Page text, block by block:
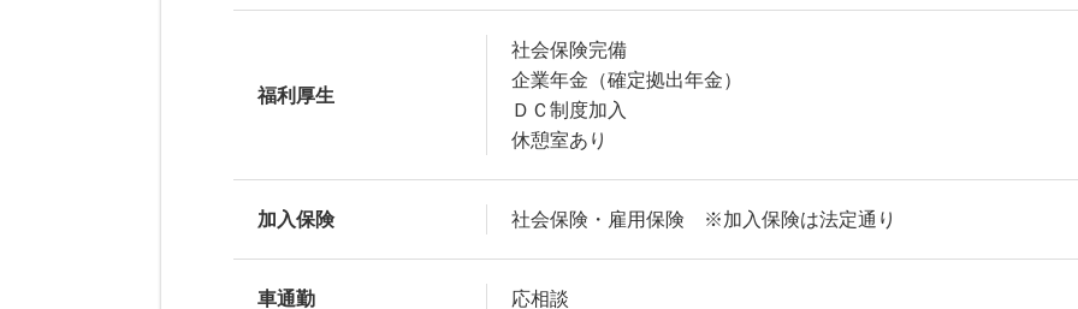
福利厚生
社会保険完備
企業年金（確定拠出年金）
ＤＣ制度加入
休憩室あり
加入保険 社会保険・雇用保険 ※加入保険は法定通り
車通勤 応相談